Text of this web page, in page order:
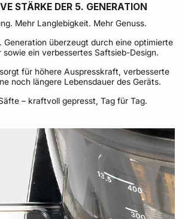
STÄRKE DER 5. GENERATION
Mehr Langlebigkeit. Mehr Genuss.
Generation überzeugt durch eine optimierte
sowie ein verbessertes Saftsieb-Design.
für höhere Auspresskraft, verbesserte
noch längere Lebensdauer des Geräts.
– kraftvoll gepresst, Tag für Tag.